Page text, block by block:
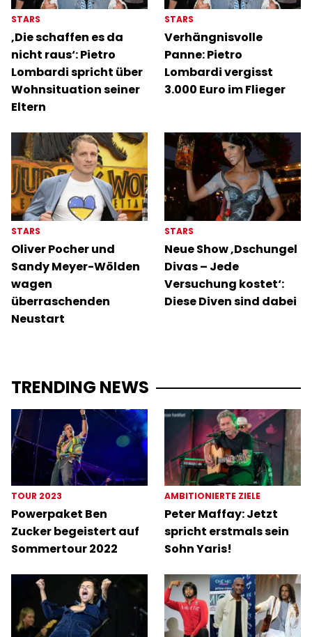
STARS
‚Die schaffen es da
nicht raus‘: Pietro
Lombardi spricht über
Wohnsituation seiner
Eltern
STARS
Verhängnisvolle
Panne: Pietro
Lombardi vergisst
3.000 Euro im Flieger
STARS
Oliver Pocher und
Sandy Meyer-Wölden
wagen
überraschenden
Neustart
STARS
Neue Show ‚Dschungel
Divas – Jede
Versuchung kostet‘:
Diese Diven sind dabei
TRENDING NEWS
TOUR 2023
Powerpaket Ben
Zucker begeistert auf
Sommertour 2022
AMBITIONIERTE ZIELE
Peter Maffay: Jetzt
spricht erstmals sein
Sohn Yaris!